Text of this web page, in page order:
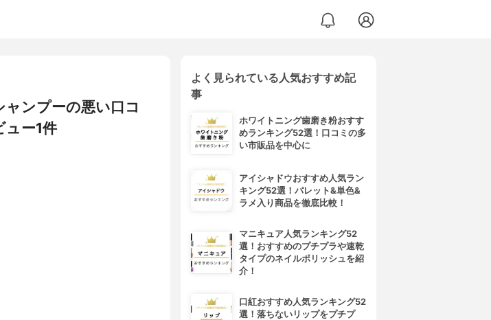
ンプーの悪い口コ
ュー1件
よく見られている人気おすすめ記
事
ホワイトニング歯磨き粉おすす
めランキング52選！口コミの多
い市販品を中心に
アイシャドウおすすめ人気ラン
キング52選！パレット&単色&
ラメ入り商品を徹底比較！
マニキュア人気ランキング52
選！おすすめのプチプラや速乾
タイプのネイルポリッシュを紹
介！
口紅おすすめ人気ランキング52
選！落ちないリップをプチプ